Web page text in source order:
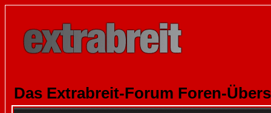
Das Extrabreit-Forum Foren-